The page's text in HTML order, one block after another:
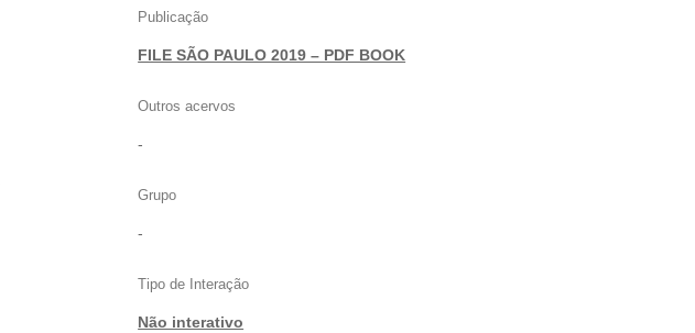
Publicação
FILE SÃO PAULO 2019 – PDF BOOK
Outros acervos
-
Grupo
-
Tipo de Interação
Não interativo